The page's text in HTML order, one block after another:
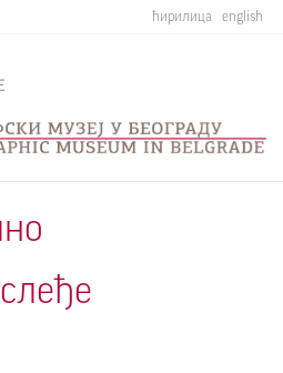
ћирилица english